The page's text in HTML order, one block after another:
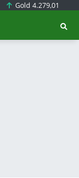
Gold4.279,01